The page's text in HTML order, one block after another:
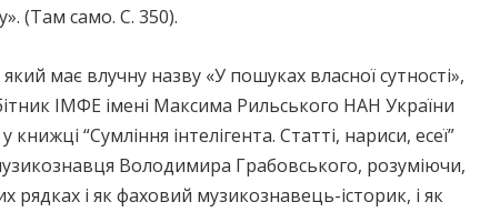
(Там само. С. 350).
має влучну назву «У пошуках власної сутності»,
ІМФЕ імені Максима Рильського НАН України
“Сумління інтелігента. Статті, нариси, есеї”
Володимира Грабовського, розуміючи,
і як фаховий музикознавець-історик, і як